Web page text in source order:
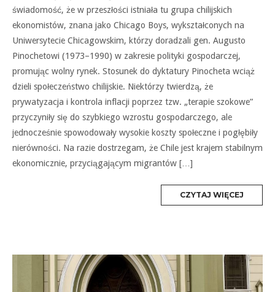
świadomość, że w przeszłości istniała tu grupa chilijskich
ekonomistów, znana jako Chicago Boys, wykształconych na
Uniwersytecie Chicagowskim, którzy doradzali gen. Augusto
Pinochetowi (1973–1990) w zakresie polityki gospodarczej,
promując wolny rynek. Stosunek do dyktatury Pinocheta wciąż
dzieli społeczeństwo chilijskie. Niektórzy twierdzą, że
prywatyzacja i kontrola inflacji poprzez tzw. „terapie szokowe”
przyczyniły się do szybkiego wzrostu gospodarczego, ale
jednocześnie spowodowały wysokie koszty społeczne i pogłębiły
nierówności. Na razie dostrzegam, że Chile jest krajem stabilnym
ekonomicznie, przyciągającym migrantów […]
CZYTAJ WIĘCEJ